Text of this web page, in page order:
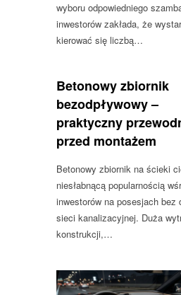
wyboru odpowiedniego
inwestorów zakłada, że
kierować się liczbą…
Betonowy zbiornik
bezodpływowy –
praktyczny
przed montażem
Betonowy zbiornik na ścieki
niesłabnącą popularnością
inwestorów na posesjach bez
sieci kanalizacyjnej. Duża
konstrukcji,…